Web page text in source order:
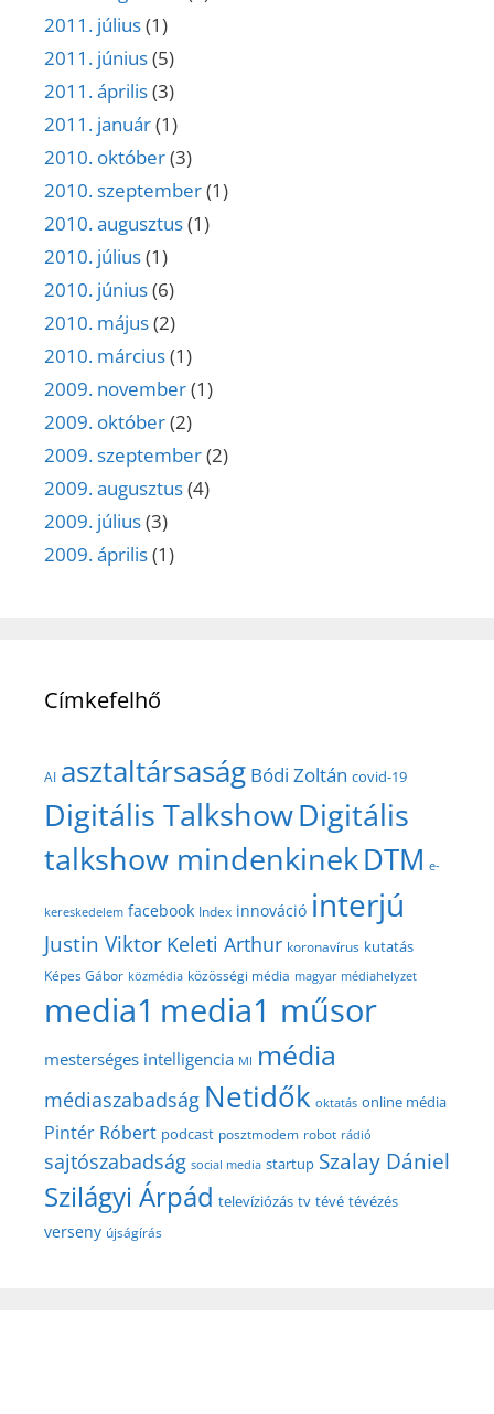
2011. július(1)
2011. június(5)
2011. április(3)
2011. január(1)
2010. október(3)
2010. szeptember(1)
2010. augusztus(1)
2010. július(1)
2010. június(6)
2010. május(2)
2010. március(1)
2009. november(1)
2009. október(2)
2009. szeptember(2)
2009. augusztus(4)
2009. július(3)
2009. április(1)
Címkefelhő
AI asztaltársaság Bódi Zoltán covid-19
Digitális TalkshowDigitális
talkshow mindenkinekDTM e-
kereskedelem facebook Index innováció interjú
Justin Viktor Keleti Arthur koronavírus kutatás
Képes Gábor közmédia közösségi média magyar médiahelyzet
media1 media1 műsor
mesterséges intelligencia MI média
médiaszabadság Netidők oktatás online média
Pintér Róbert podcast posztmodem robot rádió
sajtószabadság social media startup Szalay Dániel
Szilágyi Árpád televíziózás tv tévé tévézés
verseny újságírás